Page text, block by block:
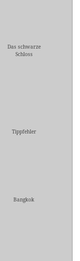
Das schwarze
Schloss
Tippfehler
Bangkok